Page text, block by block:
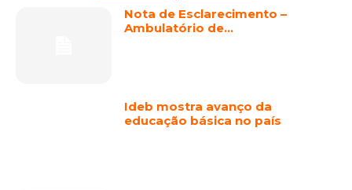
Nota de Esclarecimento –
Ambulatório de…
Ideb mostra avanço da
educação básica no país